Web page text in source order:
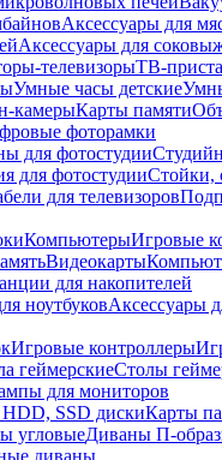
Аксессуары для
Аксессуары для
телевизорыТВ-
Умные часы детские
камерыКарты памяти
фоторамки
для фотостудии
для фотостудииСтойки,
для телевизоров
КомпьютерыИгровые
Видеокарты
для накопителей
ноутбуковАксессуары
Игровые контроллеры
геймерскиеСтолы
для мониторов
SSD дискиКарты
угловыеДиваны П-
диваны